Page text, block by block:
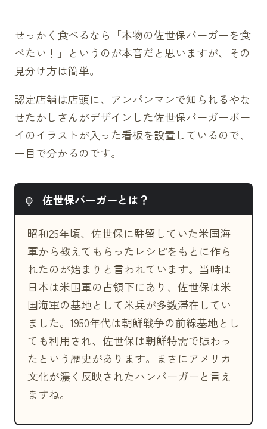
せっかく食べるなら「本物の佐世保バーガーを食
べたい！」というのが本音だと思いますが、その
見分け方は簡単。
認定店舗は店頭に、アンパンマンで知られるやな
せたかしさんがデザインした佐世保バーガーボー
イのイラストが入った看板を設置しているので、
一目で分かるのです。
佐世保バーガーとは？
昭和25年頃、佐世保に駐留していた米国海
軍から教えてもらったレシピをもとに作ら
れたのが始まりと言われています。当時は
日本は米国軍の占領下にあり、佐世保は米
国海軍の基地として米兵が多数滞在してい
ました。1950年代は朝鮮戦争の前線基地とし
ても利用され、佐世保は朝鮮特需で賑わっ
たという歴史があります。まさにアメリカ
文化が濃く反映されたハンバーガーと言え
ますね。